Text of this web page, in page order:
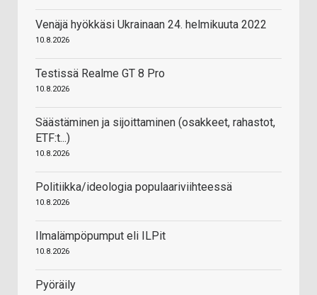
Venäjä hyökkäsi Ukrainaan 24. helmikuuta 2022
10.8.2026
Testissä Realme GT 8 Pro
10.8.2026
Säästäminen ja sijoittaminen (osakkeet, rahastot,
ETF:t...)
10.8.2026
Politiikka/ideologia populaariviihteessä
10.8.2026
Ilmalämpöpumput eli ILPit
10.8.2026
Pyöräily